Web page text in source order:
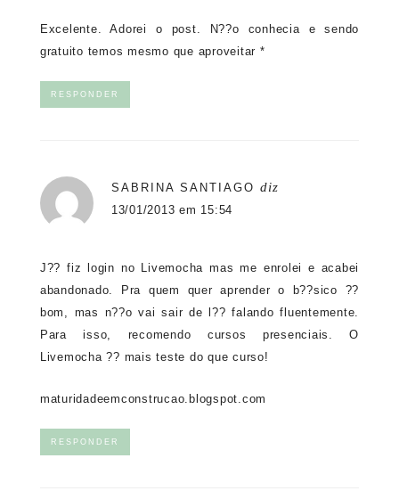
Excelente. Adorei o post. N??o conhecia e sendo
gratuito temos mesmo que aproveitar *
RESPONDER
SABRINA SANTIAGO diz
13/01/2013 em 15:54
J?? fiz login no Livemocha mas me enrolei e acabei
abandonado. Pra quem quer aprender o b??sico ??
bom, mas n??o vai sair de l?? falando fluentemente.
Para isso, recomendo cursos presenciais. O
Livemocha ?? mais teste do que curso!
maturidadeemconstrucao.blogspot.com
RESPONDER